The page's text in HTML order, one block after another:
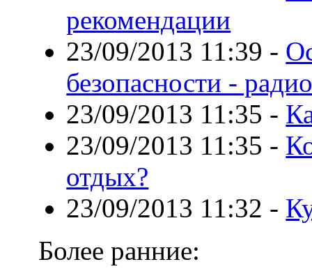
рекомендации
23/09/2013 11:39 -
безопасности -
23/09/2013 11:35 -
23/09/2013 11:35 -
отдых?
23/09/2013 11:32 -
Более ранние: